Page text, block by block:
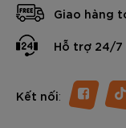
Giao hàng
Hỗ trợ 24/7
Kết nối: